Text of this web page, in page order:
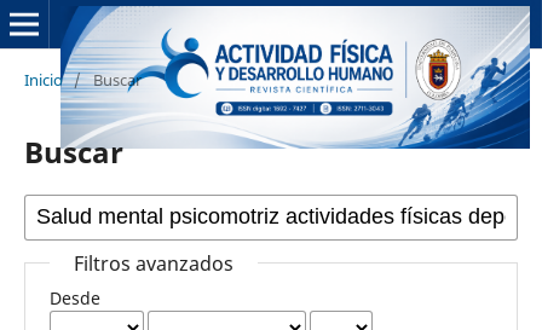
Inicio / Buscar
Buscar
Filtros avanzados
Desde